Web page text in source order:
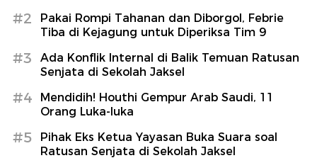
#2
Pakai Rompi Tahanan dan Diborgol, Febrie
Tiba di Kejagung untuk Diperiksa Tim 9
#3
Ada Konflik Internal di Balik Temuan Ratusan
Senjata di Sekolah Jaksel
#4
Mendidih! Houthi Gempur Arab Saudi, 11
Orang Luka-luka
#5
Pihak Eks Ketua Yayasan Buka Suara soal
Ratusan Senjata di Sekolah Jaksel